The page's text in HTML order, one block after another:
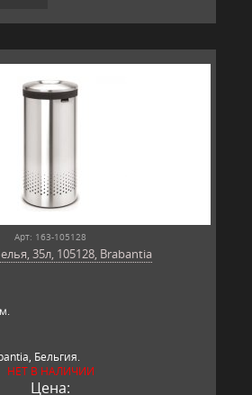
Арт: 163-105128
35л, 105128, Brabantia
Бельгия.
НЕТ В НАЛИЧИИ
Цена: